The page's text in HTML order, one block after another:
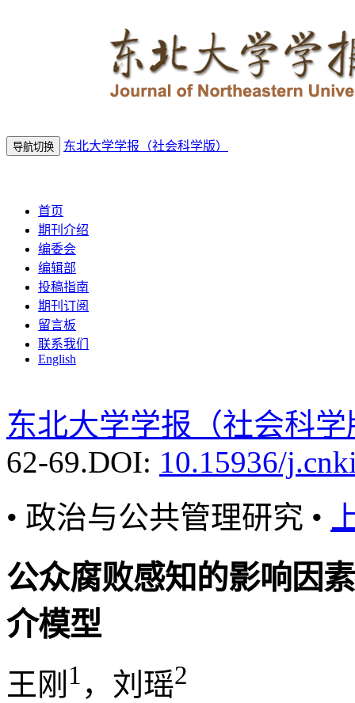
导航切换 东北大学学报（社会科学版）
首页
期刊介绍
编委会
编辑部
投稿指南
期刊订阅
留言板
联系我们
English
东北大学学报（社会科学
62-69.DOI: 10.15936/
• 政治与公共管理研究 •
公众腐败感知的影响因
介模型
王刚 1 ，刘瑶2